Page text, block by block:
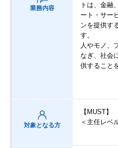
業務内容
トは、金融
ート・サー
ンを提供す
す。
人やモノ、
なぎ、社会
供すること
対象となる方
【MUST】
＜主任レベ